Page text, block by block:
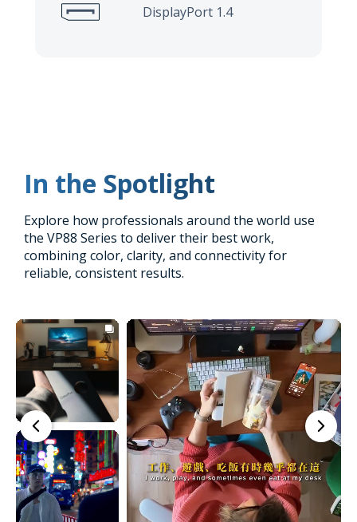
DisplayPort 1.4
In the Spotlight
Explore how professionals around the world use
the VP88 Series to deliver their best work,
combining color, clarity, and connectivity for
reliable, consistent results.